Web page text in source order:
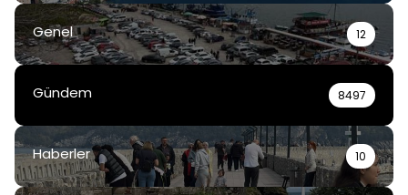
Genel 12
Gündem 8497
Haberler 10